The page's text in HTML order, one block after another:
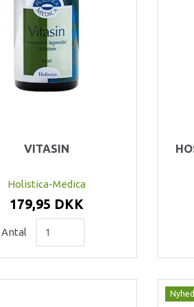
VITASIN
Holistica-Medica
179,95 DKK
Antal
Nyhed